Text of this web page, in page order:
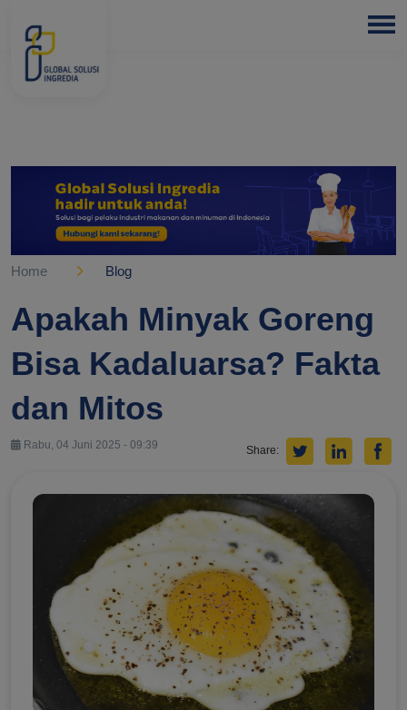
BLOGS
PARTNER
EXPERTISE
FREE
CONSULTATION
Home Blog
Apakah Minyak Goreng
Bisa Kadaluarsa? Fakta
dan Mitos
Rabu, 04 Juni 2025 - 09:39 Share: